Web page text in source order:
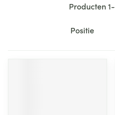
Producten1-
Sorteer op: